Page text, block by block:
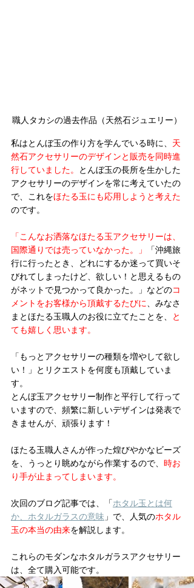
職人タカシの過去作品（天然石ジュエリー）
私はとんぼ玉の作り方を学んでいる時に、 天
然石アクセサリーのデザインと販売を同時進
行していました。
とんぼ玉の長所を生かした
アクセサリーのデザインを常に考えていたの
で、これをほたる玉にも応用しようと考えた
のです。
「こんなお洒落なほたる玉アクセサリーは、
国際通りでは売っていなかった。」
「沖縄旅
行に行ったとき、どれにするか迷って買いそ
びれてしまったけど、欲しい！と思えるもの
がネットで見つかって良かった。」などのコ
メントをお客様から頂戴するたびに、みなさ
まとほたる玉職人のお役に立てたことを、
と
ても嬉しく思います。
「もっとアクセサリーの種類を増やして欲し
い！」とリクエストを何度も頂戴していま
す。
とんぼ玉アクセサリー制作と平行して行って
いますので、頻繁に新しいデザインは発表で
きませんが、頑張ります！
ほたる玉職人さんが作った煌びやかなビーズ
を、うっとり眺めながら作業するので、 時お
り手が止まってしまいます。
次回のブログ記事では、「ホタル玉とは何
か、ホタルガラスの意味 」で、人気のホタル
玉の本当の由来を解説します。
これらのモダンなホタルガラスアクセサリー
は、全て購入可能です。